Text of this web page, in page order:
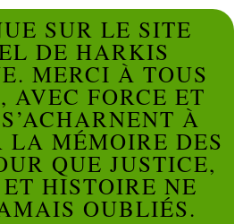
SUR LE SITE
DE HARKIS
MERCI À TOUS
AVEC FORCE ET
À
LA MÉMOIRE DES
QUE JUSTICE,
HISTOIRE NE
OUBLIÉS.